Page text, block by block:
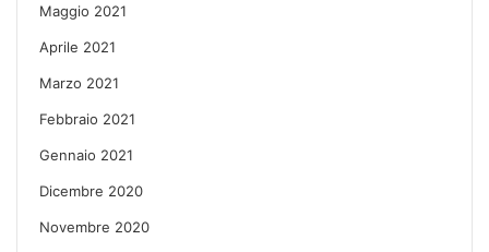
Maggio 2021
Aprile 2021
Marzo 2021
Febbraio 2021
Gennaio 2021
Dicembre 2020
Novembre 2020